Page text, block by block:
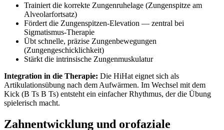
Trainiert die korrekte Zungenruhelage (Zungenspitze am
Alveolarfortsatz)
Fördert die Zungenspitzen-Elevation — zentral bei
Sigmatismus-Therapie
Übt schnelle, präzise Zungenbewegungen
(Zungengeschicklichkeit)
Stärkt die intrinsische Zungenmuskulatur
Integration in die Therapie: Die HiHat eignet sich als
Artikulationsübung nach dem Aufwärmen. Im Wechsel mit dem
Kick (B Ts B Ts) entsteht ein einfacher Rhythmus, der die Übung
spielerisch macht.
Zahnentwicklung und orofaziale